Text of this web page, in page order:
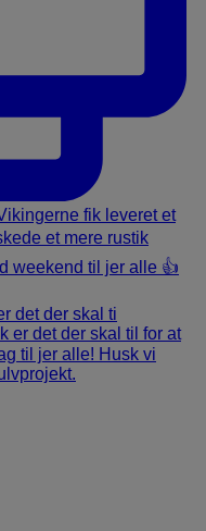
det der skal ti